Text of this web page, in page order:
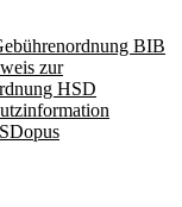
BIB
zur
HSD